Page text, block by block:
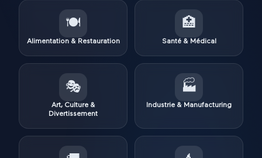
🍽️
Alimentation & Restauration
🏥
Santé & Médical
🎭
Art, Culture &
Divertissement
🏭
Industrie & Manufacturing